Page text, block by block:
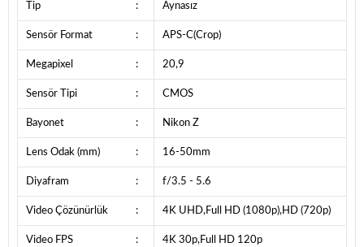
Tip : Aynasız
Sensör Format : APS-C(Crop)
Megapixel : 20,9
Sensör Tipi : CMOS
Bayonet : Nikon Z
Lens Odak (mm) : 16-50mm
Diyafram : f/3.5 - 5.6
Video Çözünürlük : 4K UHD,Full HD (1080p),HD (720p)
Video FPS : 4K 30p,Full HD 120p